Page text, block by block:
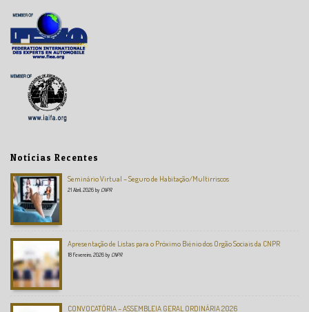
Notícias Recentes
Seminário Virtual – Seguro de Habitação/Multirriscos
21 Abril, 2026 by CNPR
Apresentação de Listas para o Próximo Biénio dos Orgão Sociais da CNPR
18 Fevereiro, 2026 by CNPR
CONVOCATÓRIA – ASSEMBLEIA GERAL ORDINÁRIA 2026